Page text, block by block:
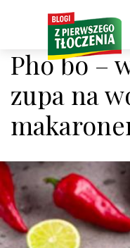
Pho bo –
zupa na